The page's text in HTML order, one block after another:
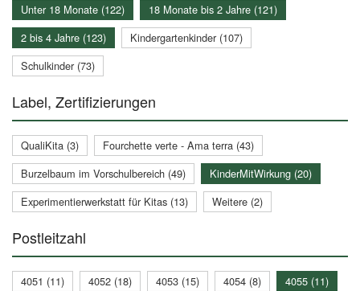
Unter 18 Monate (122)
18 Monate bis 2 Jahre (121)
2 bis 4 Jahre (123)
Kindergartenkinder (107)
Schulkinder (73)
Label, Zertifizierungen
QualiKita (3)
Fourchette verte - Ama terra (43)
Burzelbaum im Vorschulbereich (49)
KinderMitWirkung (20)
Experimentierwerkstatt für Kitas (13)
Weitere (2)
Postleitzahl
4051 (11) 4052 (18) 4053 (15) 4054 (8)
4055 (11)